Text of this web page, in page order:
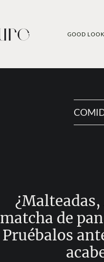
GOOD
matcha de
Pruébalos